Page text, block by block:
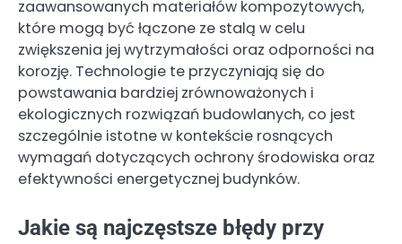
zaawansowanych materiałów kompozytowych,
które mogą być łączone ze stalą w celu
zwiększenia jej wytrzymałości oraz odporności na
korozję. Technologie te przyczyniają się do
powstawania bardziej zrównoważonych i
ekologicznych rozwiązań budowlanych, co jest
szczególnie istotne w kontekście rosnących
wymagań dotyczących ochrony środowiska oraz
efektywności energetycznej budynków.
Jakie są najczęstsze błędy przy